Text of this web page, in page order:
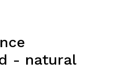
- natural